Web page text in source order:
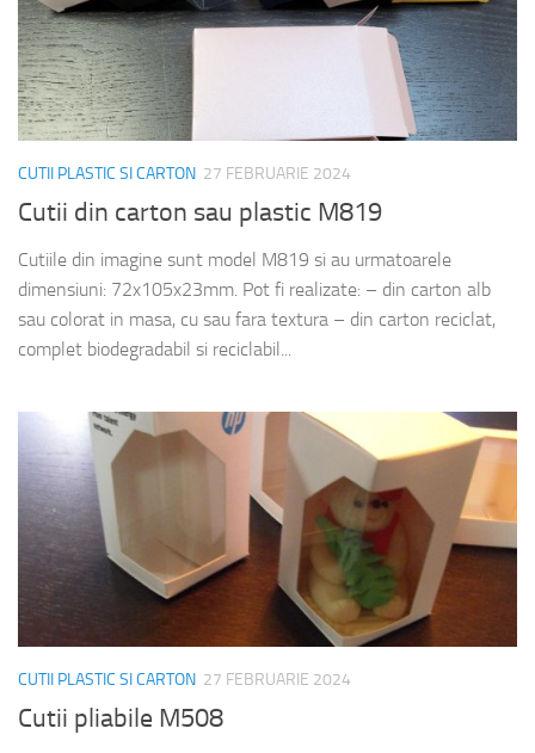
CUTII PLASTIC SI CARTON 27 FEBRUARIE 2024
Cutii din carton sau plastic M819
Cutiile din imagine sunt model M819 si au urmatoarele
dimensiuni: 72x105x23mm. Pot fi realizate: – din carton alb
sau colorat in masa, cu sau fara textura – din carton reciclat,
complet biodegradabil si reciclabil...
CUTII PLASTIC SI CARTON 27 FEBRUARIE 2024
Cutii pliabile M508